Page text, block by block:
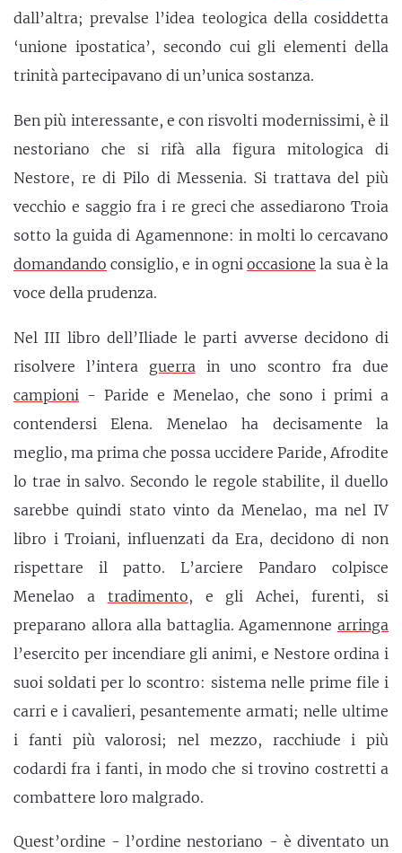
dall’altra; prevalse l’idea teologica della cosiddetta
‘unione ipostatica’, secondo cui gli elementi della
trinità partecipavano di un’unica sostanza.
Ben più interessante, e con risvolti modernissimi, è il
nestoriano che si rifà alla figura mitologica di
Nestore, re di Pilo di Messenia. Si trattava del più
vecchio e saggio fra i re greci che assediarono Troia
sotto la guida di Agamennone: in molti lo cercavano
domandando consiglio, e in ognioccasione la sua è la
voce della prudenza.
Nel III libro dell’Iliade le parti avverse decidono di
risolvere l’intera guerra in uno scontro fra due
campioni - Paride e Menelao, che sono i primi a
contendersi Elena. Menelao ha decisamente la
meglio, ma prima che possa uccidere Paride, Afrodite
lo trae in salvo. Secondo le regole stabilite, il duello
sarebbe quindi stato vinto da Menelao, ma nel IV
libro i Troiani, influenzati da Era, decidono di non
rispettare il patto. L’arciere Pandaro colpisce
Menelao a tradimento, e gli Achei, furenti, si
preparano allora alla battaglia. Agamennone arringa
l’esercito per incendiare gli animi, e Nestore ordina i
suoi soldati per lo scontro: sistema nelle prime file i
carri e i cavalieri, pesantemente armati; nelle ultime
i fanti più valorosi; nel mezzo, racchiude i più
codardi fra i fanti, in modo che si trovino costretti a
combattere loro malgrado.
Quest’ordine - l’ordine nestoriano - è diventato un